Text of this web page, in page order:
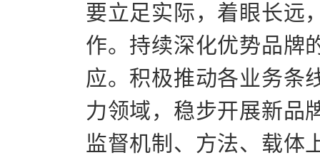
要立足实际，着眼长远
作。持续深化优势品牌
应。积极推动各业务条
力领域，稳步开展新品
监督机制、方法、载体